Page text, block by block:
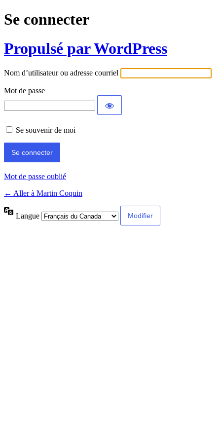
Se connecter
Propulsé par WordPress
Nom d’utilisateur ou adresse courriel
Mot de passe
Se souvenir de moi
Mot de passe oublié
← Aller à Martin Coquin
Langue